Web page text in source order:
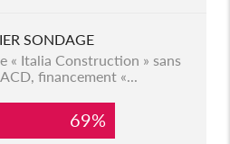
SONDAGE
« Italia Construction » sans
financement «...
69%